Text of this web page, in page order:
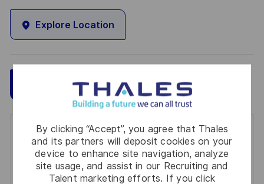
By clicking “Accept”, you agree that Thales
and its partners will deposit cookies on your
device to enhance site navigation, analyze
site usage, and assist in our Recruiting and
Talent marketing efforts. If you click
Explore Location
Apply Now Save
Get notified for similar jobs
You'll receive updates once a week